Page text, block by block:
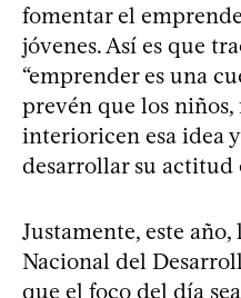
fomentar el
jóvenes. Así es que
“emprender es una
prevén que los niños,
interioricen esa idea
desarrollar su actitud
Justamente, este
Nacional del
que el foco del día